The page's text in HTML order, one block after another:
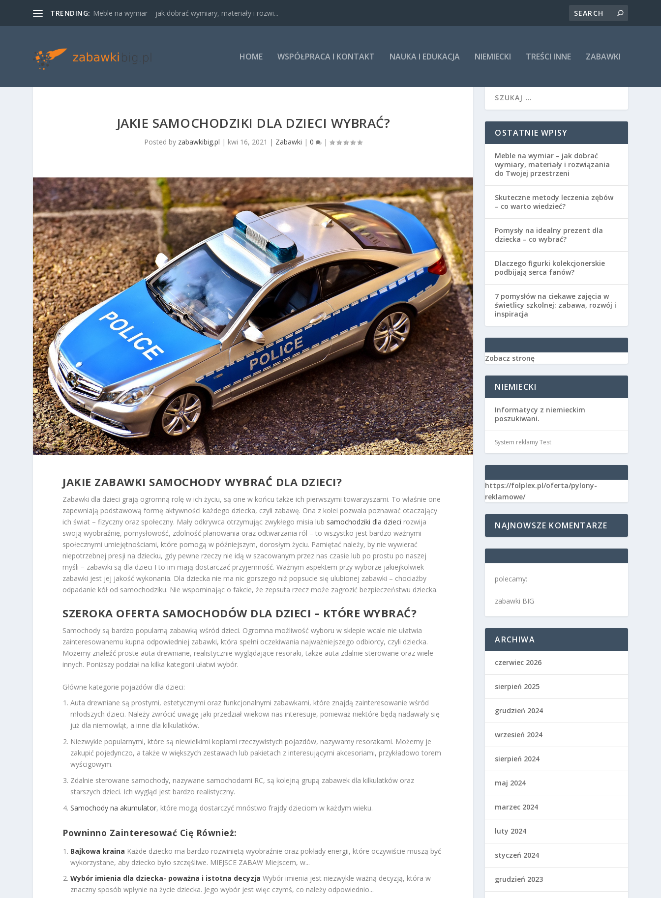
TRENDING: Meble na wymiar – jak dobrać wymiary, materiały i rozwi...
HOME WSPÓŁPRACA I KONTAKT NAUKA I EDUKACJA NIEMIECKI TREŚCI INNE ZABAWKI
JAKIE SAMOCHODZIKI DLA DZIECI WYBRAĆ?
Posted by zabawkibig.pl | kwi 16, 2021 | Zabawki |0 |
JAKIE ZABAWKI SAMOCHODY WYBRAĆ DLA DZIECI?
Zabawki dla dzieci grają ogromną rolę w ich życiu, są one w końcu także ich pierwszymi towarzyszami. To właśnie one
zapewniają podstawową formę aktywności każdego dziecka, czyli zabawę. Ona z kolei pozwala poznawać otaczający
ich świat – fizyczny oraz społeczny. Mały odkrywca otrzymując zwykłego misia lub samochodziki dla dzieci rozwija
swoją wyobraźnię, pomysłowość, zdolność planowania oraz odtwarzania ról – to wszystko jest bardzo ważnymi
społecznymi umiejętnościami, które pomogą w późniejszym, dorosłym życiu. Pamiętać należy, by nie wywierać
niepotrzebnej presji na dziecku, gdy pewne rzeczy nie idą w szacowanym przez nas czasie lub po prostu po naszej
myśli – zabawki są dla dzieci I to im mają dostarczać przyjemność. Ważnym aspektem przy wyborze jakiejkolwiek
zabawki jest jej jakość wykonania. Dla dziecka nie ma nic gorszego niż popsucie się ulubionej zabawki – chociażby
odpadanie kół od samochodziku. Nie wspominając o fakcie, że zepsuta rzecz może zagrozić bezpieczeństwu dziecka.
SZEROKA OFERTA SAMOCHODÓW DLA DZIECI – KTÓRE WYBRAĆ?
Samochody są bardzo popularną zabawką wśród dzieci. Ogromna możliwość wyboru w sklepie wcale nie ułatwia
zainteresowanemu kupna odpowiedniej zabawki, która spełni oczekiwania najważniejszego odbiorcy, czyli dziecka.
Możemy znaleźć proste auta drewniane, realistycznie wyglądające resoraki, także auta zdalnie sterowane oraz wiele
innych. Poniższy podział na kilka kategorii ułatwi wybór.
Główne kategorie pojazdów dla dzieci:
Auta drewniane są prostymi, estetycznymi oraz funkcjonalnymi zabawkami, które znajdą zainteresowanie wśród
młodszych dzieci. Należy zwrócić uwagę jaki przedział wiekowi nas interesuje, ponieważ niektóre będą nadawały się
już dla niemowląt, a inne dla kilkulatków.
Niezwykle popularnymi, które są niewielkimi kopiami rzeczywistych pojazdów, nazywamy resorakami. Możemy je
zakupić pojedynczo, a także w większych zestawach lub pakietach z interesującymi akcesoriami, przykładowo torem
wyścigowym.
Zdalnie sterowane samochody, nazywane samochodami RC, są kolejną grupą zabawek dla kilkulatków oraz
starszych dzieci. Ich wygląd jest bardzo realistyczny.
Samochody na akumulator, które mogą dostarczyć mnóstwo frajdy dzieciom w każdym wieku.
Powninno Zainteresować Cię Również:
Bajkowa kraina Każde dziecko ma bardzo rozwiniętą wyobraźnie oraz pokłady energii, które oczywiście muszą być
wykorzystane, aby dziecko było szczęśliwe. MIEJSCE ZABAW Miejscem, w...
Wybór imienia dla dziecka- poważna i istotna decyzja Wybór imienia jest niezwykle ważną decyzją, która w
znaczny sposób wpłynie na życie dziecka. Jego wybór jest więc czymś, co należy odpowiednio...
OSTATNIE WPISY
Meble na wymiar – jak dobrać
wymiary, materiały i rozwiązania
do Twojej przestrzeni
Skuteczne metody leczenia zębów
– co warto wiedzieć?
Pomysły na idealny prezent dla
dziecka – co wybrać?
Dlaczego figurki kolekcjonerskie
podbijają serca fanów?
7 pomysłów na ciekawe zajęcia w
świetlicy szkolnej: zabawa, rozwój i
inspiracja
Zobacz stronę
NIEMIECKI
Informatycy z niemieckim
poszukiwani.
System reklamy Test
https://folplex.pl/oferta/pylony-
reklamowe/
NAJNOWSZE KOMENTARZE
polecamy:
zabawki BIG
ARCHIWA
czerwiec 2026
sierpień 2025
grudzień 2024
wrzesień 2024
sierpień 2024
maj 2024
marzec 2024
luty 2024
styczeń 2024
grudzień 2023